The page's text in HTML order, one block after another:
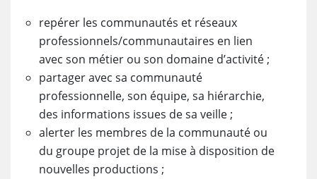
repérer les communautés et réseaux
professionnels/communautaires en lien
avec son métier ou son domaine d’activité ;
partager avec sa communauté
professionnelle, son équipe, sa hiérarchie,
des informations issues de sa veille ;
alerter les membres de la communauté ou
du groupe projet de la mise à disposition de
nouvelles productions ;